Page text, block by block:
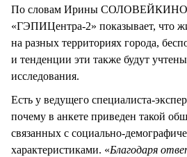
По словам Ирины
«ГЭПИЦентра-2» показывает, что
на разных территориях города,
и тенденции эти также будут учтены
исследования.
Есть у ведущего специалиста-
почему в анкете приведен такой
связанных с социально-
характеристиками. «Благодаря